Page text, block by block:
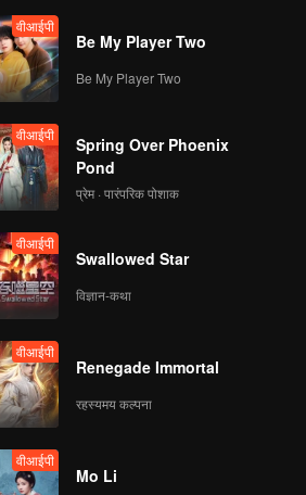
वीआईपी
Be My Player Two
Be My Player Two
वीआईपी
Spring Over Phoenix
Pond
प्रेम · पारंपरिक पोशाक
वीआईपी
Swallowed Star
विज्ञान-कथा
वीआईपी
Renegade Immortal
रहस्यमय कल्पना
वीआईपी
Mo Li